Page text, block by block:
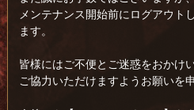
メンテナンス開始前にログアウト
ます。
皆様にはご不便とご迷惑をおかけ
ご協力いただけますようお願いを